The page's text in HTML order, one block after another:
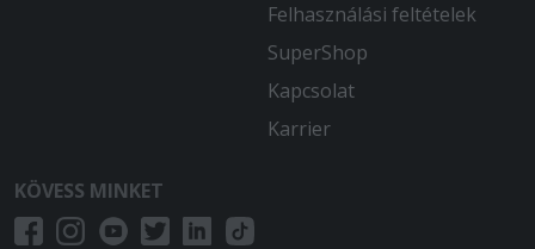
Felhasználási feltételek
SuperShop
Kapcsolat
Karrier
KÖVESS MINKET